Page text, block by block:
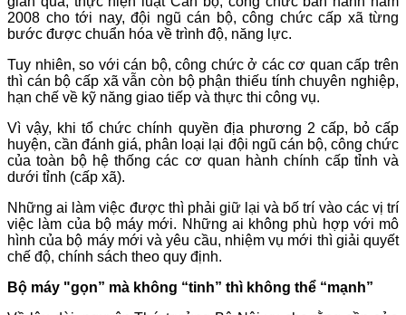
2008 cho tới nay, đội ngũ cán bộ, công chức cấp xã từng
bước được chuẩn hóa về trình độ, năng lực.
Tuy nhiên, so với cán bộ, công chức ở các cơ quan cấp trên
thì cán bộ cấp xã vẫn còn bộ phận thiếu tính chuyên nghiệp,
hạn chế về kỹ năng giao tiếp và thực thi công vụ.
Vì vậy, khi tổ chức chính quyền địa phương 2 cấp, bỏ cấp
huyện, cần đánh giá, phân loại lại đội ngũ cán bộ, công chức
của toàn bộ hệ thống các cơ quan hành chính cấp tỉnh và
dưới tỉnh (cấp xã).
Những ai làm việc được thì phải giữ lại và bố trí vào các vị trí
việc làm của bộ máy mới. Những ai không phù hợp với mô
hình của bộ máy mới và yêu cầu, nhiệm vụ mới thì giải quyết
chế độ, chính sách theo quy định.
Bộ máy "gọn” mà không “tinh” thì không thể “mạnh”